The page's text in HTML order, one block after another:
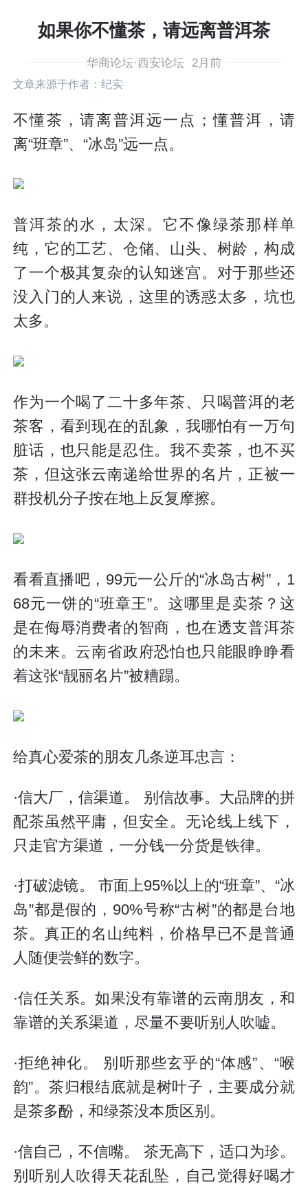
如果你不懂茶，请远离普洱茶
华商论坛·西安论坛 2月前
文章来源于作者：纪实
不懂茶，请离普洱远一点；懂普洱，请
离“班章”、“冰岛”远一点。
普洱茶的水，太深。它不像绿茶那样单
纯，它的工艺、仓储、山头、树龄，构成
了一个极其复杂的认知迷宫。对于那些还
没入门的人来说，这里的诱惑太多，坑也
太多。
作为一个喝了二十多年茶、只喝普洱的老
茶客，看到现在的乱象，我哪怕有一万句
脏话，也只能是忍住。我不卖茶，也不买
茶，但这张云南递给世界的名片，正被一
群投机分子按在地上反复摩擦。
看看直播吧，99元一公斤的“冰岛古树”，1
68元一饼的“班章王”。这哪里是卖茶？这
是在侮辱消费者的智商，也在透支普洱茶
的未来。云南省政府恐怕也只能眼睁睁看
着这张“靓丽名片”被糟蹋。
给真心爱茶的朋友几条逆耳忠言：
·信大厂，信渠道。 别信故事。大品牌的拼
配茶虽然平庸，但安全。无论线上线下，
只走官方渠道，一分钱一分货是铁律。
·打破滤镜。 市面上95%以上的“班章”、“冰
岛”都是假的，90%号称“古树”的都是台地
茶。真正的名山纯料，价格早已不是普通
人随便尝鲜的数字。
·信任关系。如果没有靠谱的云南朋友，和
靠谱的关系渠道，尽量不要听别人吹嘘。
·拒绝神化。 别听那些玄乎的“体感”、“喉
韵”。茶归根结底就是树叶子，主要成分就
是茶多酚，和绿茶没本质区别。
·信自己，不信嘴。 茶无高下，适口为珍。
别听别人吹得天花乱坠，自己觉得好喝才